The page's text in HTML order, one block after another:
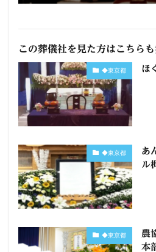
この葬儀社を見た方はこちら
◆東京都 ほ
◆東京都
あ
ル
◆東京都
農
本